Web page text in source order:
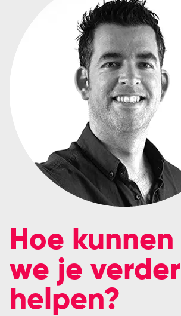
Hoe kunnen
we je verder
helpen?